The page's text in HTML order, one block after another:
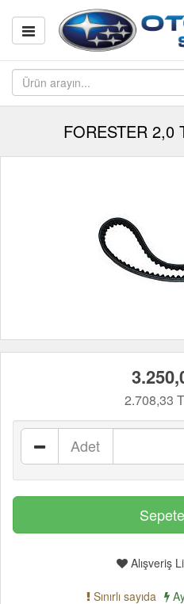
FORESTER 2,0
2.708,33
Adet
Alışveriş
Sınırlı sayıda